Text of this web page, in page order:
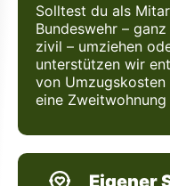
Solltest du als
Bundeswehr –
zivil – umziehen
unterstützen wir
von
eine
Eigener